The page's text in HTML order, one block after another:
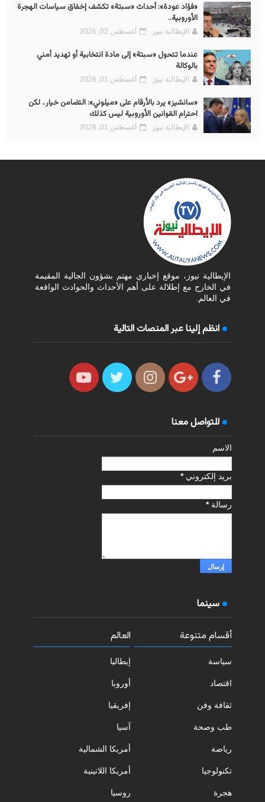
«فؤاد عودة»: أحداث «سبتة» تكشف إخفاق سياسات الهجرة
الأوروبية..
الإيطالية نيوز أغسطس 02, 2026
عندما تتحول «سبتة» إلى مادة انتخابية أو تهديد أمني
بالوكالة
الإيطالية نيوز أغسطس 01, 2026
«سانشيز» يرد بالأرقام على «ميلوني»: التضامن خيار.. لكن
احترام القوانين الأوروبية ليس كذلك
الإيطالية نيوز أغسطس 01, 2026
الإيطالية نيوز، موقع إخباري مهتم بشؤون الجالية المقيمة
في الخارج مع إطلالة على أهم الأحداث والحوادث الواقعة
في العالم.
انظم إلينا عبر المنصات التالية
للتواصل معنا
الاسم
بريد إلكتروني*
رسالة*
سينما
أقسام متنوعة
سياسة
اقتصاد
ثقافة وفن
طب وصحة
رياضة
تكنولوجيا
هجرة
العالم
إيطاليا
أوروبا
إفريقيا
آسيا
أمريكا الشمالية
أمريكا اللاتينية
روسيا